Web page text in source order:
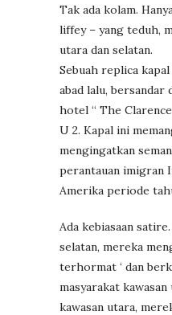
Tak ada kolam.
liffey – yang teduh,
utara dan selatan.
Sebuah replica kapal
abad lalu, bersandar
hotel “ The
U 2. Kapal ini
mengingatkan
perantauan imigran
Amerika periode
Ada kebiasaan
selatan, mereka
terhormat ‘ dan
masyarakat
kawasan utara,